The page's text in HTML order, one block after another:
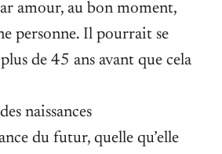
amour, au bon moment,
personne. Il pourrait se
de 45 ans avant que cela
naissances
du futur, quelle qu’elle